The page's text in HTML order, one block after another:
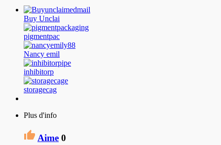
Buy Unclai
pigmentpac
Nancy emil
inhibitorp
storagecag
Plus d'info
Aime 0